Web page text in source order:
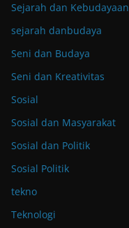
Sejarah dan Kebudayaan
sejarah danbudaya
Seni dan Budaya
Seni dan Kreativitas
Sosial
Sosial dan Masyarakat
Sosial dan Politik
Sosial Politik
tekno
Teknologi